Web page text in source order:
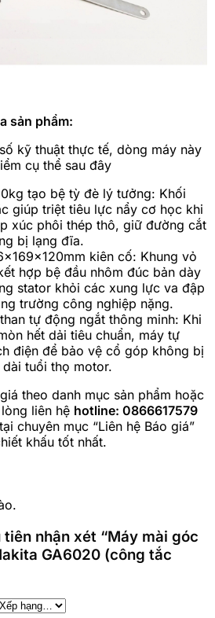
sản phẩm:
kỹ thuật thực tế, dòng máy này
cụ thể sau đây
tạo bệ tỳ đè lý tưởng: Khối
giúp triệt tiêu lực nẩy cơ học khi
xúc phôi thép thô, giữ đường cắt
bị lạng đĩa.
kiên cố: Khung vỏ
hợp bệ đầu nhôm đúc bản dày
stator khỏi các xung lực va đập
trường công nghiệp nặng.
tự động ngắt thông minh: Khi
hết dải tiêu chuẩn, máy tự
điện để bảo vệ cổ góp không bị
tuổi thọ motor.
theo danh mục sản phẩm hoặc
liên hệ hotline: 0866617579
chuyên mục “Liên hệ Báo giá”
khấu tốt nhất.
nhận xét “Máy mài góc
GA6020 (công tắc